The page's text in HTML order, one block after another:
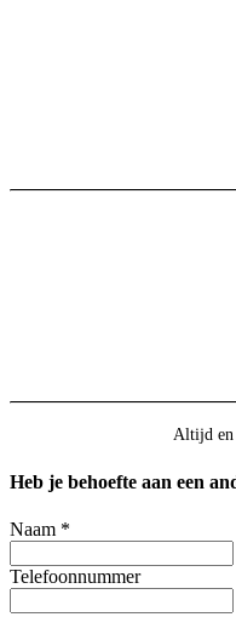
Altijd en
Heb je behoefte aan een
Naam *
Telefoonnummer